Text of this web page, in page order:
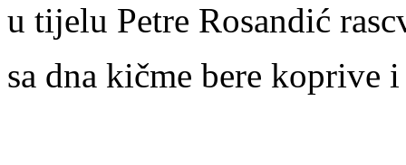
u tijelu Petre Rosandić
sa dna kičme bere koprive